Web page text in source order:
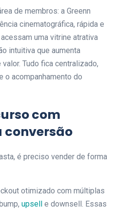
de membros: a Greenn
cinematográfica, rápida e
uma vitrine atrativa
intuitiva que aumenta
Tudo fica centralizado,
o acompanhamento do
com
conversão
é preciso vender de forma
otimizado com múltiplas
upsell e downsell. Essas